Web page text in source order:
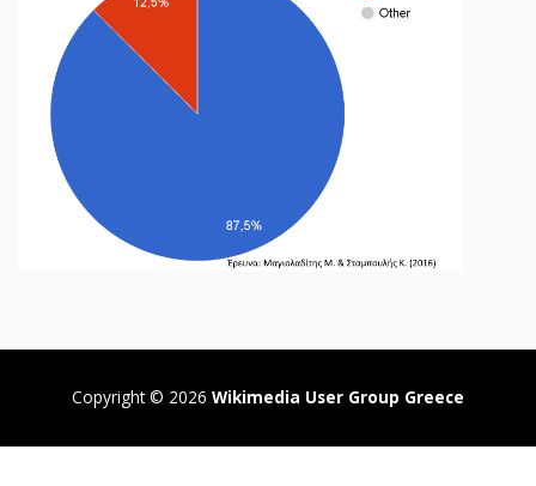
Copyright © 2026 Wikimedia User Group Greece